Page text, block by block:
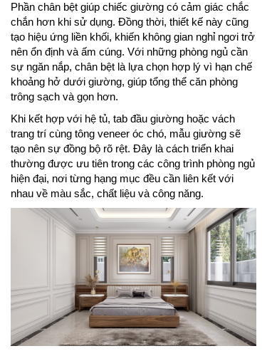
Phần chân bệt giúp chiếc giường có cảm giác chắc
chắn hơn khi sử dụng. Đồng thời, thiết kế này cũng
tạo hiệu ứng liền khối, khiến không gian nghỉ ngơi trở
nên ổn định và ấm cúng. Với những phòng ngủ cần
sự ngăn nắp, chân bệt là lựa chọn hợp lý vì hạn chế
khoảng hở dưới giường, giúp tổng thể căn phòng
trông sạch và gọn hơn.
Khi kết hợp với hệ tủ, tab đầu giường hoặc vách
trang trí cùng tông veneer óc chó, mẫu giường sẽ
tạo nên sự đồng bộ rõ rệt. Đây là cách triển khai
thường được ưu tiên trong các công trình phòng ngủ
hiện đại, nơi từng hạng mục đều cần liên kết với
nhau về màu sắc, chất liệu và công năng.